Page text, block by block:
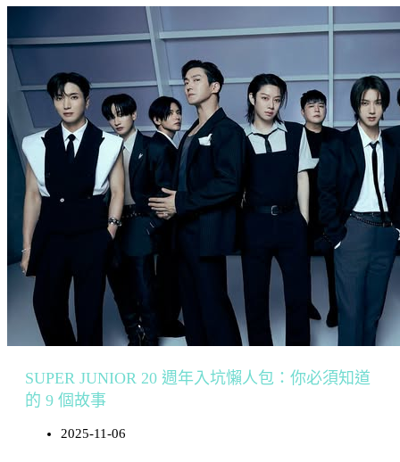
SUPER JUNIOR 20 週年入坑懶人包：你必須知道
的 9 個故事
2025-11-06